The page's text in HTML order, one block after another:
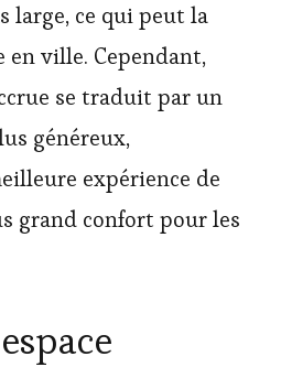
large, ce qui peut la
ville. Cependant,
se traduit par un
généreux,
expérience de
grand confort pour les